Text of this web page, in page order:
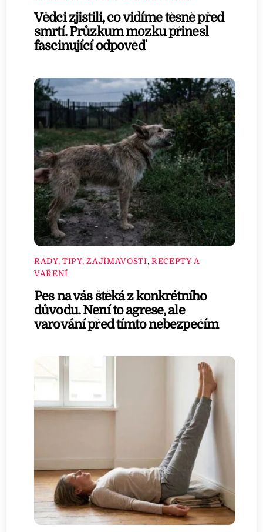
Vědci zjistili, co vidíme těsně před
smrtí. Průzkum mozku přinesl
fascinující odpověď
RADY, TIPY, ZAJÍMAVOSTI, RECEPTY A
VAŘENÍ
Pes na vás štěká z konkrétního
důvodu. Není to agrese, ale
varování před tímto nebezpečím